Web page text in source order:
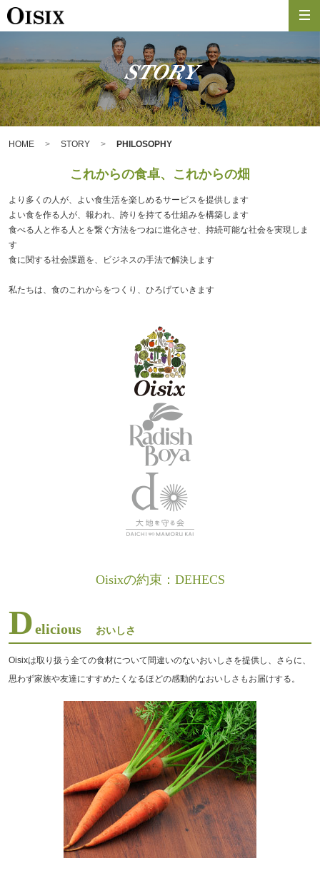
STORY
HOME STORY PHILOSOPHY
これからの食卓、これからの畑
より多くの人が、よい食生活を楽しめるサービスを提供します
よい食を作る人が、報われ、誇りを持てる仕組みを構築します
食べる人と作る人とを繋ぐ方法をつねに進化させ、持続可能な社会を実現しま
す
食に関する社会課題を、ビジネスの手法で解決します
私たちは、食のこれからをつくり、ひろげていきます
Oisixの約束：DEHECS
Delicious おいしさ
Oisixは取り扱う全ての食材について間違いのないおいしさを提供し、さらに、
思わず家族や友達にすすめたくなるほどの感動的なおいしさもお届けする。